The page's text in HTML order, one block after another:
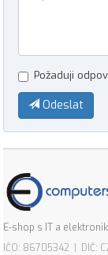
Požaduji
Odeslat
E-shop s IT a
IČO: 86705342 | DIČ: